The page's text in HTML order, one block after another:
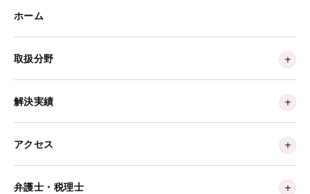
ホーム
取扱分野
解決実績
アクセス
弁護士・税理士